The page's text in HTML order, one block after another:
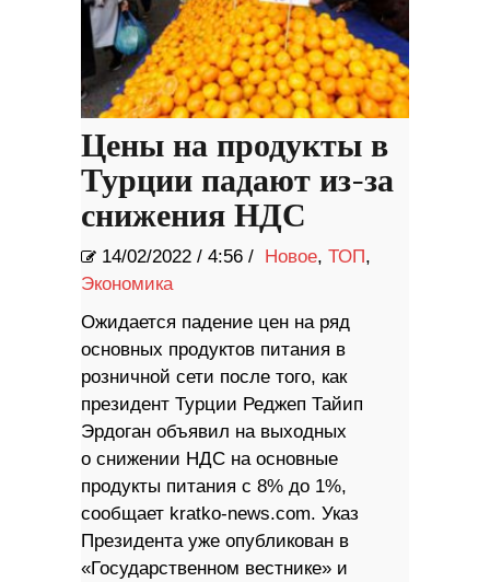
Цены на продукты в
Турции падают из-за
снижения НДС
14/02/2022 / 4:56 / Новое, ТОП,
Экономика
Ожидается падение цен на ряд
основных продуктов питания в
розничной сети после того, как
президент Турции Реджеп Тайип
Эрдоган объявил на выходных
о снижении НДС на основные
продукты питания с 8% до 1%,
сообщает kratko-news.com. Указ
Президента уже опубликован в
«Государственном вестнике» и